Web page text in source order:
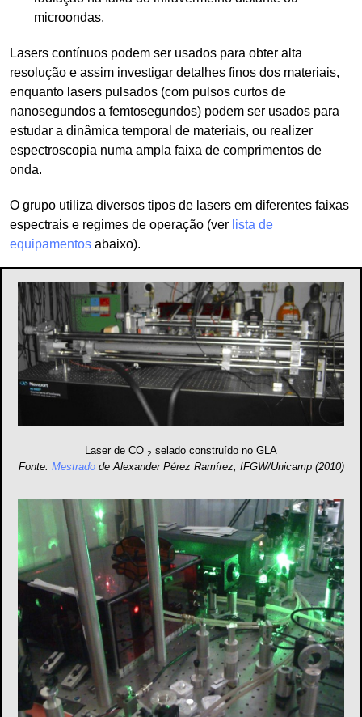
microondas.
Lasers contínuos podem ser usados para obter alta
resolução e assim investigar detalhes finos dos materiais,
enquanto lasers pulsados (com pulsos curtos de
nanosegundos a femtosegundos) podem ser usados para
estudar a dinâmica temporal de materiais, ou realizer
espectroscopia numa ampla faixa de comprimentos de
onda.
O grupo utiliza diversos tipos de lasers em diferentes faixas
espectrais e regimes de operação (ver lista de
equipamentos abaixo).
Laser de CO 2 selado construído no GLA
Fonte: Mestradode Alexander Pérez Ramírez, IFGW/Unicamp (2010)